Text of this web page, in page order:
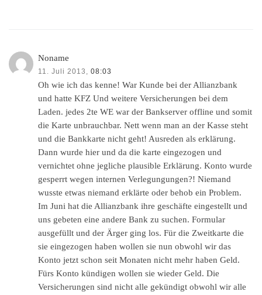
Noname
11. Juli 2013, 08:03
Oh wie ich das kenne! War Kunde bei der Allianzbank
und hatte KFZ Und weitere Versicherungen bei dem
Laden. jedes 2te WE war der Bankserver offline und somit
die Karte unbrauchbar. Nett wenn man an der Kasse steht
und die Bankkarte nicht geht! Ausreden als erklärung.
Dann wurde hier und da die karte eingezogen und
vernichtet ohne jegliche plausible Erklärung. Konto wurde
gesperrt wegen internen Verlegungungen?! Niemand
wusste etwas niemand erklärte oder behob ein Problem.
Im Juni hat die Allianzbank ihre geschäfte eingestellt und
uns gebeten eine andere Bank zu suchen. Formular
ausgefüllt und der Ärger ging los. Für die Zweitkarte die
sie eingezogen haben wollen sie nun obwohl wir das
Konto jetzt schon seit Monaten nicht mehr haben Geld.
Fürs Konto kündigen wollen sie wieder Geld. Die
Versicherungen sind nicht alle gekündigt obwohl wir alle